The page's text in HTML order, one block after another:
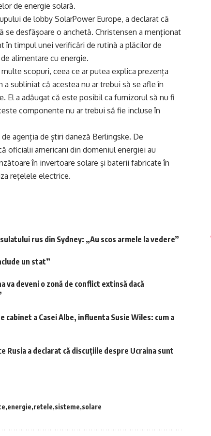
de energie solară.
de lobby SolarPower Europe, a declarat că
desfășoare o anchetă. Christensen a menționat
timpul unei verificări de rutină a plăcilor de
alimentare cu energie.
scopuri, ceea ce ar putea explica prezența
subliniat că acestea nu ar trebui să se afle în
a adăugat că este posibil ca furnizorul să nu fi
componente nu ar trebui să fie incluse în
agenția de știri daneză Berlingske. De
oficialii americani din domeniul energiei au
în invertoare solare și baterii fabricate în
rețelele electrice.
rus din Sydney: „Au scos armele la vedere”
un stat”
deveni o zonă de conflict extinsă dacă
a Casei Albe, influenta Susie Wiles: cum a
a declarat că discuțiile despre Ucraina sunt
energie retele sisteme solare